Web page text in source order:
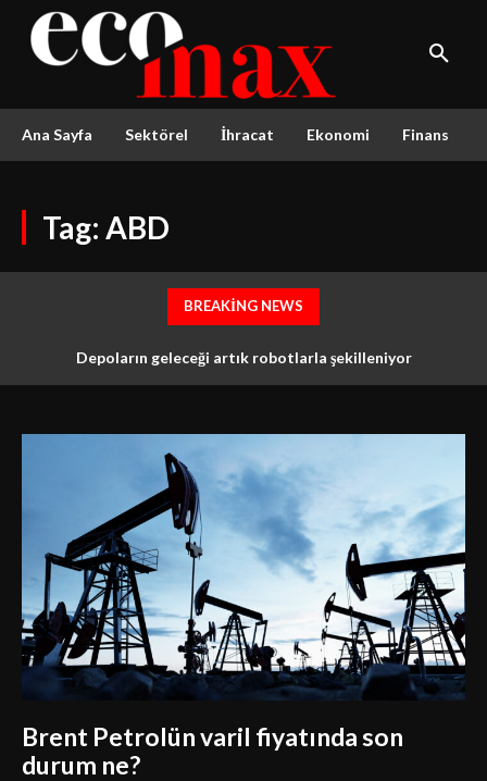
Ana Sayfa Sektörel İhracat Ekonomi Finans
Tag: ABD
BREAKING NEWS
Depoların geleceği artık robotlarla şekilleniyor
İstanbul İl Millî Eğitim Müdürlüğü ve İTHİB’denTürkiye’nin en
Brent Petrolün varil fiyatında son
durum ne?